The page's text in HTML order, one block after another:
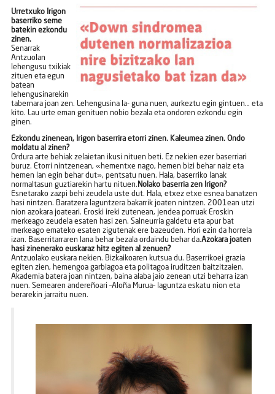
Urretxuko Irigon
baserriko seme
batekin ezkondu
zinen.
Senarrak
Antzuolan
lehengusu txikiak
zituen eta egun
batean
lehengusinarekin
tabernara joan zen. Lehengusina la- guna nuen, aurkeztu egin gintuen… eta
kito. Lau urte eman genituen nobio bezala eta ondoren ezkondu egin
ginen.
Ezkondu zinenean, Irigon baserrira etorri zinen. Kaleumea zinen. Ondo
moldatu al zinen?
Ordura arte behiak zelaietan ikusi nituen beti. Ez nekien ezer baserriari
buruz. Etorri nintzenean, «hementxe nago, hemen bizi behar naiz eta
hemen lan egin behar dut», pentsatu nuen. Hala, baserriko lanak
normaltasun guztiarekin hartu nituen. Nolako baserria zen Irigon?
Esnetarako zazpi behi zeudela uste dut. Hala, etxez etxe esnea banatzen
hasi nintzen. Baratzera laguntzera bakarrik joaten nintzen. 2001ean utzi
nion azokara joateari. Eroski ireki zutenean, jendea porruak Eroskin
merkeago zeudela esaten hasi zen. Salneurria galdetu eta apur bat
merkeago emateko esaten zigutenak ere bazeuden. Hori ezin da horrela
izan. Baserritarraren lana behar bezala ordaindu behar da.Azokara joaten
hasi zinenerako euskaraz hitz egiten al zenuen?
Antzuolako euskara nekien. Bizkaikoaren kutsua du. Baserrikoei grazia
egiten zien, hemengoa garbiagoa eta politagoa iruditzen baitzitzaien.
Akademia batera joan nintzen, baina alaba jaio zenean utzi beharra izan
nuen. Semearen andereñoari –Aloña Murua– laguntza eskatu nion eta
berarekin jarraitu nuen.